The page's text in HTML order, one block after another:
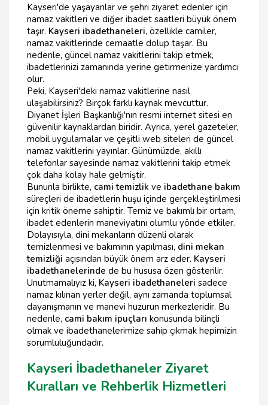
Kayseri'de yaşayanlar ve şehri ziyaret edenler için
namaz vakitleri ve diğer ibadet saatleri büyük önem
taşır. Kayseri ibadethaneleri, özellikle camiler,
namaz vakitlerinde cemaatle dolup taşar. Bu
nedenle, güncel namaz vakitlerini takip etmek,
ibadetlerinizi zamanında yerine getirmenize yardımcı
olur.
Peki, Kayseri'deki namaz vakitlerine nasıl
ulaşabilirsiniz? Birçok farklı kaynak mevcuttur.
Diyanet İşleri Başkanlığı'nın resmi internet sitesi en
güvenilir kaynaklardan biridir. Ayrıca, yerel gazeteler,
mobil uygulamalar ve çeşitli web siteleri de güncel
namaz vakitlerini yayınlar. Günümüzde, akıllı
telefonlar sayesinde namaz vakitlerini takip etmek
çok daha kolay hale gelmiştir.
Bununla birlikte, cami temizlik ve ibadethane bakım
süreçleri de ibadetlerin huşu içinde gerçekleştirilmesi
için kritik öneme sahiptir. Temiz ve bakımlı bir ortam,
ibadet edenlerin maneviyatını olumlu yönde etkiler.
Dolayısıyla, dini mekanların düzenli olarak
temizlenmesi ve bakımının yapılması, dini mekan
temizliği açısından büyük önem arz eder. Kayseri
ibadethanelerinde de bu hususa özen gösterilir.
Unutmamalıyız ki, Kayseri ibadethaneleri sadece
namaz kılınan yerler değil, aynı zamanda toplumsal
dayanışmanın ve manevi huzurun merkezleridir. Bu
nedenle, cami bakım ipuçları konusunda bilinçli
olmak ve ibadethanelerimize sahip çıkmak hepimizin
sorumluluğundadır.
Kayseri İbadethaneler Ziyaret
Kuralları ve Rehberlik Hizmetleri